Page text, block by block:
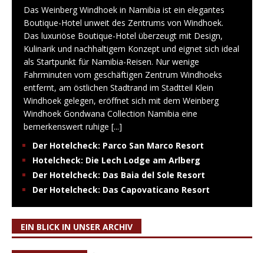
Das Weinberg Windhoek in Namibia ist ein elegantes
Boutique-Hotel unweit des Zentrums von Windhoek.
Das luxuriöse Boutique-Hotel überzeugt mit Design,
Kulinarik und nachhaltigem Konzept und eignet sich ideal
als Startpunkt für Namibia-Reisen. Nur wenige
Fahrminuten vom geschäftigen Zentrum Windhoeks
entfernt, am östlichen Stadtrand im Stadtteil Klein
Windhoek gelegen, eröffnet sich mit dem Weinberg
Windhoek Gondwana Collection Namibia eine
bemerkenswert ruhige [...]
Der Hotelcheck: Parco San Marco Resort
Hotelcheck: Die Lech Lodge am Arlberg
Der Hotelcheck: Das Baia del Sole Resort
Der Hotelcheck: Das Capovaticano Resort
EIN BLICK IN UNSER ARCHIV